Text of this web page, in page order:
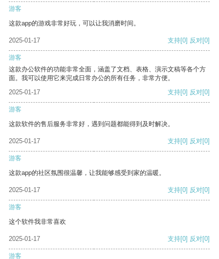
游客
这款app的游戏非常好玩，可以让我消磨时间。
2025-01-17 支持[0] 反对[0]
游客
这款办公软件的功能非常全面，涵盖了文档、表格、演示文稿等各个方
面。我可以使用它来完成日常办公的所有任务，非常方便。
2025-01-17
支持[0] 反对[0]
游客
这款软件的售后服务非常好，遇到问题都能得到及时解决。
2025-01-17 支持[0] 反对[0]
游客
这款app的社区氛围很温馨，让我能够感受到家的温暖。
2025-01-17 支持[0] 反对[0]
游客
这个软件我非常喜欢
2025-01-17 支持[0] 反对[0]
游客